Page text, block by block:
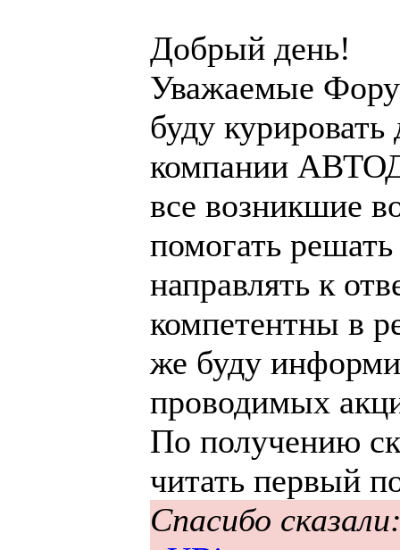
Добрый день!
Уважаемые
буду
компании
все возникшие
помогать
направлять к
компетентны в
же буду
проводимых
По получению
читать первый
Спасибо